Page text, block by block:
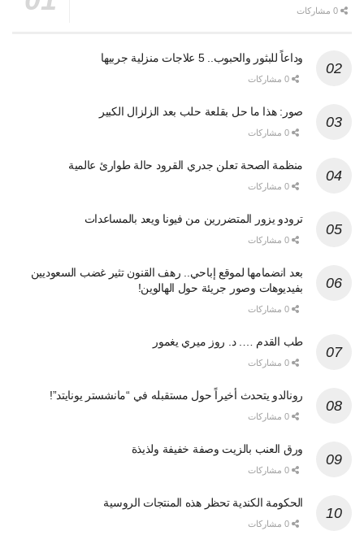
وداعاً للبثور والحبوب.. 5 علاجات منزلية جربيها
صور: هذا ما حل بقلعة حلب بعد الزلزال الكبير
منظمة الصحة تعلن جدري القرود حالة طوارئ عالمية
ترودو يزور المتضررين من فيونا ويعد بالمساعدات
بعد انضمامها لموقع إباحي.. رهف القنون تثير غضب السعوديين
بفيديوهات وصور جريئة حول الهالوين!
طب القدم …. د. روز ميري يغمور
رونالدو يتحدث أخيراً حول مستقبله في “مانشستر يونايتد”!
ورق العنب بالزيت وصفة خفيفة ولذيذة
الحكومة الكندية تحظر هذه المنتجات الروسية